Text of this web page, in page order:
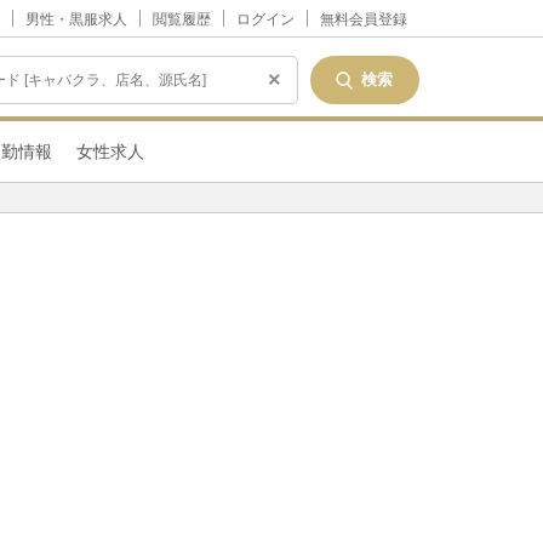
男性・黒服求人 閲覧履歴 ログイン 無料会員登録
×
情報 女性求人